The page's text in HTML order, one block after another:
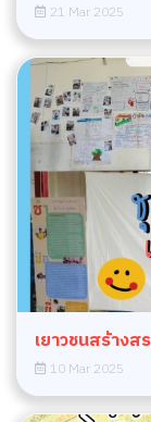
21 Mar 2025
เยาวชนสร้าง
10 Mar 2025